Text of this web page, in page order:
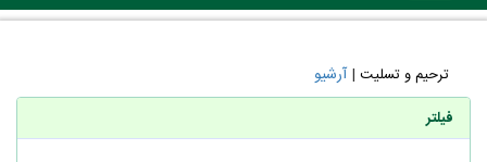
ترحیم و تسلیت |آرشیو
فیلتر